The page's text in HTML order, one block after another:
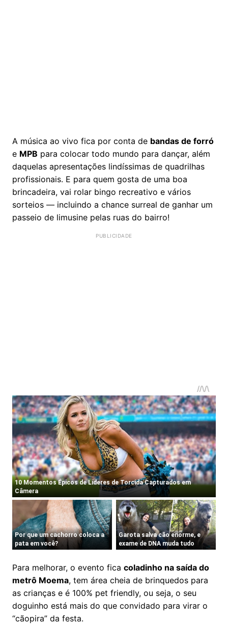
A música ao vivo fica por conta de bandas de forró
e MPB para colocar todo mundo para dançar, além
daquelas apresentações lindíssimas de quadrilhas
profissionais. E para quem gosta de uma boa
brincadeira, vai rolar bingo recreativo e vários
sorteios — incluindo a chance surreal de ganhar um
passeio de limusine pelas ruas do bairro!
Para melhorar, o evento fica coladinho na saída do
metrô Moema, tem área cheia de brinquedos para
as crianças e é 100% pet friendly, ou seja, o seu
doguinho está mais do que convidado para virar o
“cãopira” da festa.